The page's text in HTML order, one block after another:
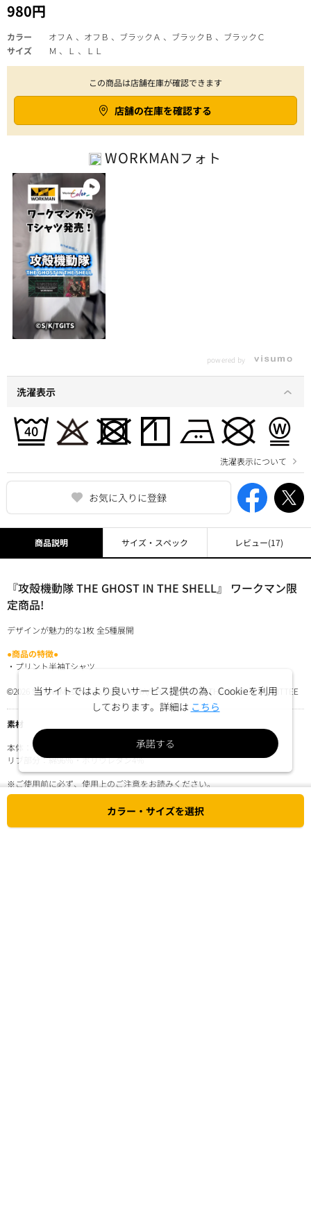
980円
カラー・サイズを選択
お気に入りに登録
カラー
オフＡ 、オフＢ 、ブラックＡ 、ブラックＢ 、ブラックＣ
サイズ
Ｍ 、Ｌ 、ＬＬ
この商品は店舗在庫が確認できます
店舗の在庫を確認する
WORKMANフォト
powered by
洗濯表示
洗濯表示について
商品説明
『攻殻機動隊 THE GHOST IN THE SHELL』 ワークマン限
定商品!
デザインが魅力的な1枚 全5種展開
●商品の特徴●
・プリント半袖Tシャツ
©2026 Shirow Masamune/KODANSHA/THE GHOST IN THE SHELL COMMITTEE
素材
本体：綿100％
リブ部分：綿96％・ポリウレタン4％
※ご使用前に必ず、使用上のご注意をお読みください。
サイズ・スペック レビュー(17)
当サイトではより良いサービス提供の為、Cookieを利用
しております。詳細は こちら
承諾する